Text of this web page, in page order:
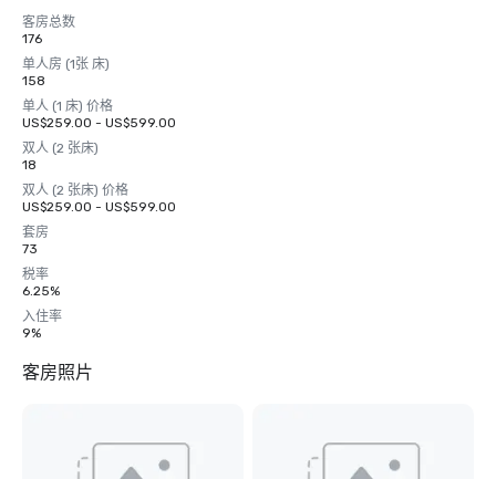
客房总数
176
单人房 (1张 床)
158
单人 (1 床) 价格
US$259.00 - US$599.00
双人 (2 张床)
18
双人 (2 张床) 价格
US$259.00 - US$599.00
套房
73
税率
6.25%
入住率
9%
客房照片